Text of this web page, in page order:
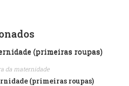
da maternidade
(primeiras roupas)